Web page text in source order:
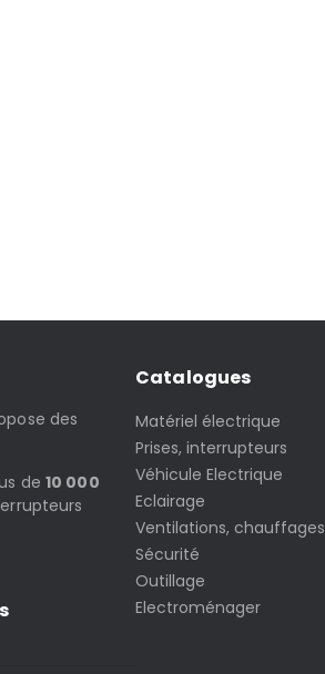
des
de 10 000
Catalogues
Matériel électrique
Prises, interrupteurs
Véhicule Electrique
Eclairage
Ventilations, chauffages
Sécurité
Outillage
Electroménager